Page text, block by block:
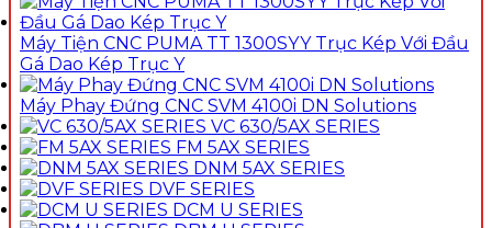
Máy Tiện CNC PUMA TT 1300SYY Trục Kép Với Đầu
Gá Dao Kép Trục Y
Máy Phay Đứng CNC SVM 4100i DN Solutions
VC 630/5AX SERIES
FM 5AX SERIES
DNM 5AX SERIES
DVF SERIES
DCM U SERIES